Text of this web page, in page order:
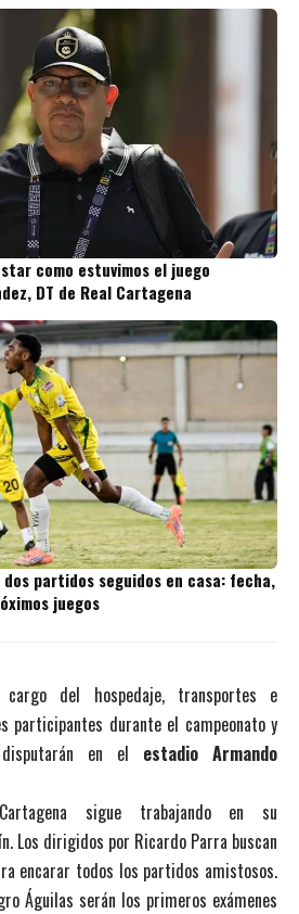
como estuvimos el juego
DT de Real Cartagena
partidos seguidos en casa: fecha,
juegos
del hospedaje, transportes e
participantes durante el campeonato y
en el estadio Armando
sigue trabajando en su
Los dirigidos por Ricardo Parra buscan
encarar todos los partidos amistosos.
Águilas serán los primeros exámenes